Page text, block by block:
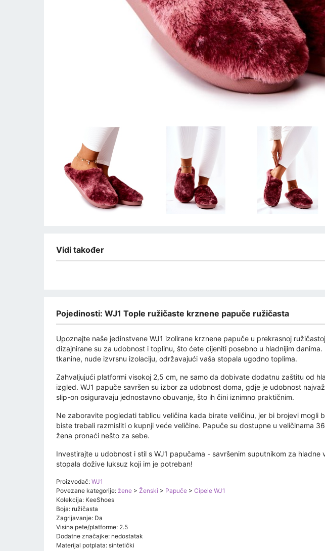
Vidi također
Pojedinosti: WJ1 Tople ružičaste krznene papuče ružičasta
Upoznajte naše jedinstvene WJ1 izolirane krznene papuče u prekrasnoj
dizajnirane su za udobnost i toplinu, što ćete cijeniti posebno u hladnijim
tkanine, nude izvrsnu izolaciju, održavajući vaša stopala ugodno toplima.
Zahvaljujući platformi visokoj 2,5 cm, ne samo da dobivate dodatnu zaštitu od
izgled. WJ1 papuče savršen su izbor za udobnost doma, gdje je udobnost
slip-on osiguravaju jednostavno obuvanje, što ih čini iznimno praktičnim.
Ne zaboravite pogledati tablicu veličina kada birate veličinu, jer bi brojevi mogli
biste trebali razmisliti o kupnji veće veličine. Papuče su dostupne u veličinama
žena pronaći nešto za sebe.
Investirajte u udobnost i stil s WJ1 papučama - savršenim suputnikom za hladne
stopala dožive luksuz koji im je potreban!
Proizvođač: WJ1
Povezane kategorije: žene > Ženski > Papuče > Cipele WJ1
Kolekcija: KeeShoes
Boja: ružičasta
Zagrijavanje: Da
Visina pete/platforme: 2.5
Dodatne značajke: nedostatak
Materijal potplata: sintetički